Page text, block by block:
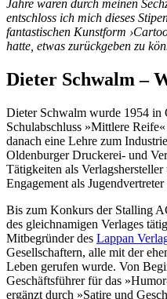
Jahre waren durch meinen
entschloss ich mich dieses
fantastischen Kunstform
hatte, etwas zurückgeben zu
Dieter Schwalm –
Dieter Schwalm wurde 1954 in
Schulabschluss »Mittlere
danach eine Lehre zum
Oldenburger Druckerei- und
Tätigkeiten als
Engagement als
Bis zum Konkurs der Stalling
des gleichnamigen Verlages
Mitbegründer des Lappan
Gesellschaftern, alle mit der
Leben gerufen wurde. Von
Geschäftsführer für das
ergänzt durch »Satire und